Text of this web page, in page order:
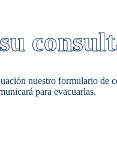
nuestro formulario de
para evacuarlas.